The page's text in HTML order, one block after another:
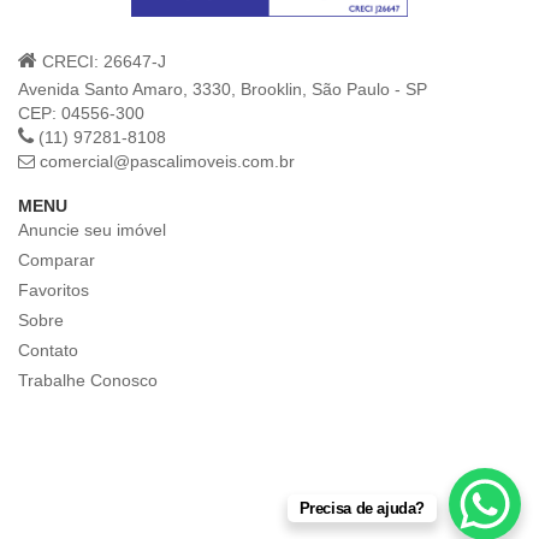
CRECI: 26647-J
Avenida Santo Amaro, 3330, Brooklin, São Paulo - SP
CEP: 04556-300
(11) 97281-8108
comercial@pascalimoveis.com.br
MENU
Anuncie seu imóvel
Comparar
Favoritos
Sobre
Contato
Trabalhe Conosco
Precisa de ajuda?